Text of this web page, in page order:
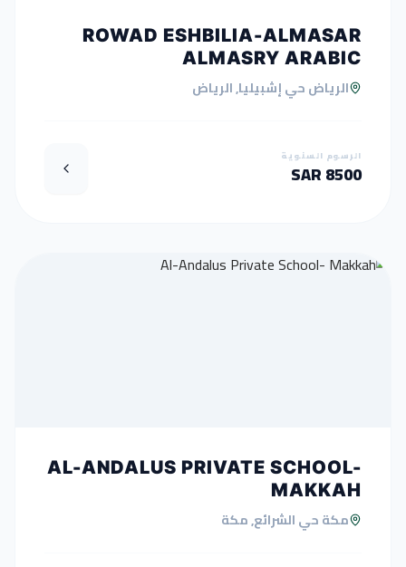
ROWAD ESHBILIA-ALMASAR
ALMASRY ARABIC
الرياض حي إشبيليا, الرياض
الرسوم السنوية
8500 SAR
AL-ANDALUS PRIVATE SCHOOL-
MAKKAH
مكة حي الشرائع, مكة